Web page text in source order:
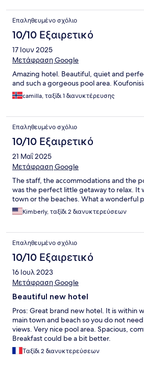
Επαληθευμένο σχόλιο
10/10 Εξαιρετικό
17 Ιουν 2025
Μετάφραση Google
Amazing hotel. Beautiful, quiet and
and such a gorgeous pool area.
camilla, ταξίδι 1 διανυκτέρευσης
Επαληθευμένο σχόλιο
10/10 Εξαιρετικό
21 Μαΐ 2025
Μετάφραση Google
The staff, the accommodations and the
was the perfect little getaway to relax. It
town or the beaches. What a wonderful
Kimberly, ταξίδι 2 διανυκτερεύσεων
Επαληθευμένο σχόλιο
10/10 Εξαιρετικό
16 Ιουλ 2023
Μετάφραση Google
Beautiful new hotel
Pros: Great brand new hotel. It is within
main town and beach so you do not
views. Very nice pool area. Spacious,
Breakfast could be a bit better.
Ταξίδι 2 διανυκτερεύσεων